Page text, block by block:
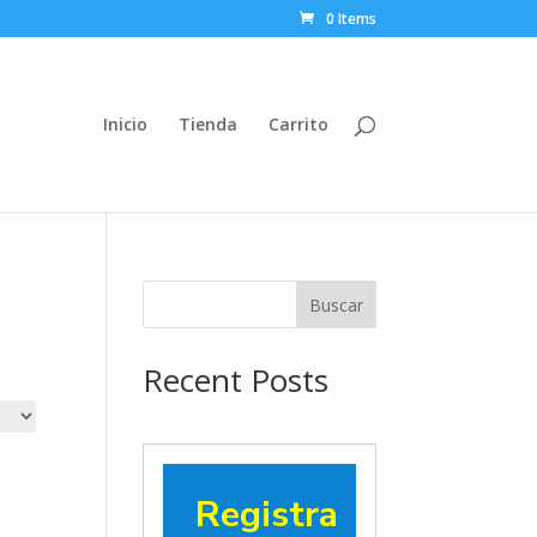
0 Items
Inicio Tienda Carrito
Buscar
Recent Posts
Registra